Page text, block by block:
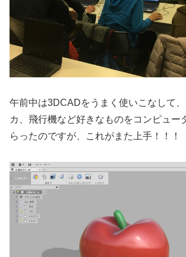
午前中は3DCADをうまく使いこなして
カ、飛行機など好きなものをコンピュー
らったのですが、これがまた上手！！！